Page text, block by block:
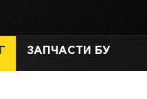
ЗАПЧАСТИ БУ